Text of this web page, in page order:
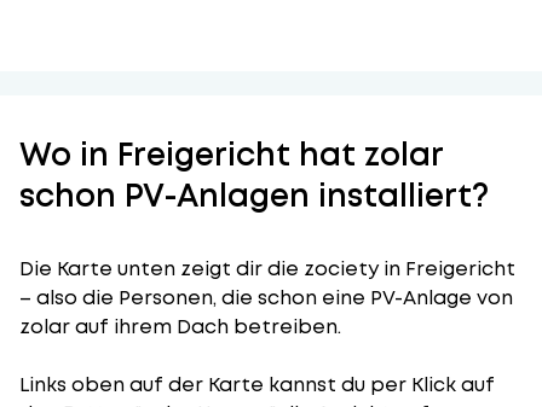
Wo in Freigericht hat zolar
schon PV-Anlagen installiert?
Die Karte unten zeigt dir die zociety in Freigericht
– also die Personen, die schon eine PV-Anlage von
zolar auf ihrem Dach betreiben.
Links oben auf der Karte kannst du per Klick auf